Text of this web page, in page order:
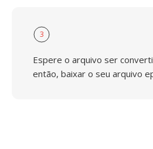
3
Espere o arquivo ser
então, baixar o seu arquivo